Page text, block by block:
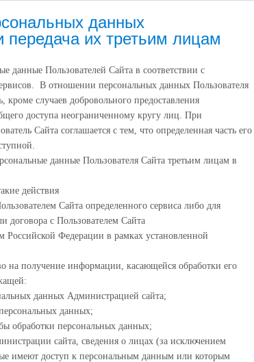
данных
передача их третьим лицам
данные Пользователей Сайта в соответствии с
В отношении персональных данных Пользователя
кроме случаев добровольного предоставления
доступа неограниченному кругу лиц. При
Сайта соглашается с тем, что определенная часть его
данные Пользователя Сайта третьим лицам в
действия
Сайта определенного сервиса либо для
договора с Пользователем Сайта
Российской Федерации в рамках установленной
на получение информации, касающейся обработки его
данных Администрацией сайта;
данных;
обработки персональных данных;
сайта, сведения о лицах (за исключением
имеют доступ к персональным данным или которым